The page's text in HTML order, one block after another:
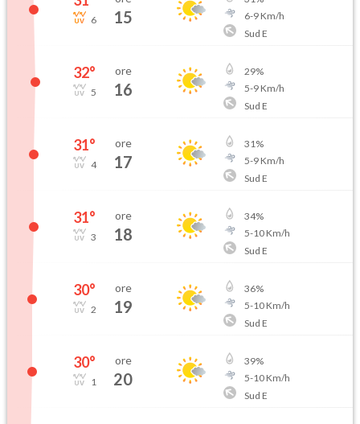
6 15
6-9Km/h
Sud E
32°
5
ore
16
29%
5-9Km/h
Sud E
31°
4
ore
17
31%
5-9Km/h
Sud E
31°
3
ore
18
34%
5-10Km/h
Sud E
30°
2
ore
19
36%
5-10Km/h
Sud E
30°
1
ore
20
39%
5-10Km/h
Sud E